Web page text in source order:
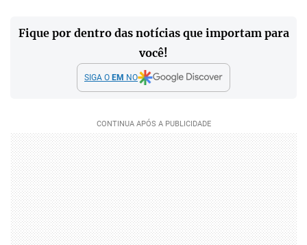
Fique por dentro das notícias que importam para
você!
SIGA O EM NO